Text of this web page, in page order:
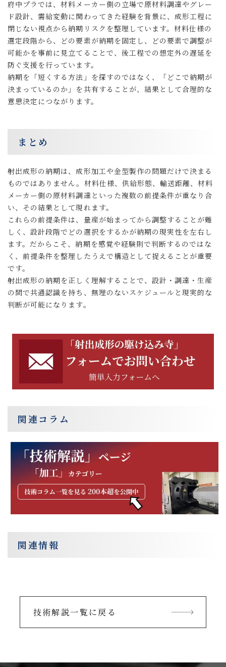
府中プラでは、材料メーカー側の立場で原材料調達やグレー
ド設計、需給変動に関わってきた経験を背景に、成形工程に
閉じない視点から納期リスクを整理しています。材料仕様の
選定段階から、どの要素が納期を固定し、どの要素で調整が
可能かを事前に見立てることで、後工程での想定外の遅延を
防ぐ支援を行っています。
納期を「短くする方法」を探すのではなく、「どこで納期が
決まっているのか」を共有することが、結果として合理的な
意思決定につながります。
まとめ
射出成形の納期は、成形加工や金型製作の問題だけで決まる
ものではありません。材料仕様、供給形態、輸送距離、材料
メーカー側の原材料調達といった複数の前提条件が重なり合
い、その結果として現れます。
これらの前提条件は、量産が始まってから調整することが難
しく、設計段階でどの選択をするかが納期の現実性を左右し
ます。だからこそ、納期を感覚や経験則で判断するのではな
く、前提条件を整理したうえで構造として捉えることが重要
です。
射出成形の納期を正しく理解することで、設計・調達・生産
の間で共通認識を持ち、無理のないスケジュールと現実的な
判断が可能になります。
関連コラム
関連情報
技術解説一覧に戻る